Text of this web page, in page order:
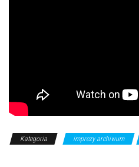
Kategoria imprezy archiwum